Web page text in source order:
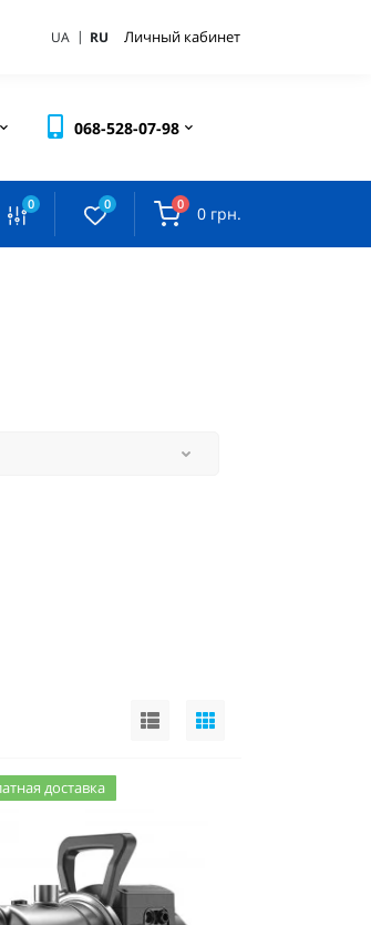
UA | RU Личный кабинет
068-528-07-98
0 0 0 0 грн.
доставка